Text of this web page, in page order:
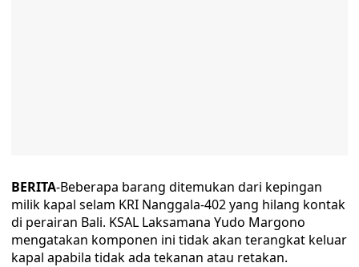
BERITA-Beberapa barang ditemukan dari kepingan
milik kapal selam KRI Nanggala-402 yang hilang kontak
di perairan Bali. KSAL Laksamana Yudo Margono
mengatakan komponen ini tidak akan terangkat keluar
kapal apabila tidak ada tekanan atau retakan.